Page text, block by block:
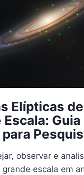
Elípticas de
Escala: Guia
observar e
escala em